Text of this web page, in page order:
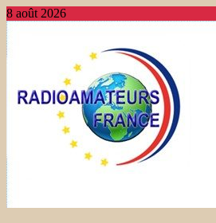
8 août 2026